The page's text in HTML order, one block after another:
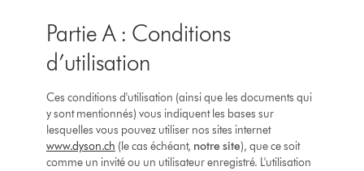
Partie A : Conditions
d’utilisation
Ces conditions d'utilisation (ainsi que les documents qui
y sont mentionnés) vous indiquent les bases sur
lesquelles vous pouvez utiliser nos sites internet
www.dyson.ch (le cas échéant, notre site), que ce soit
comme un invité ou un utilisateur enregistré. L'utilisation